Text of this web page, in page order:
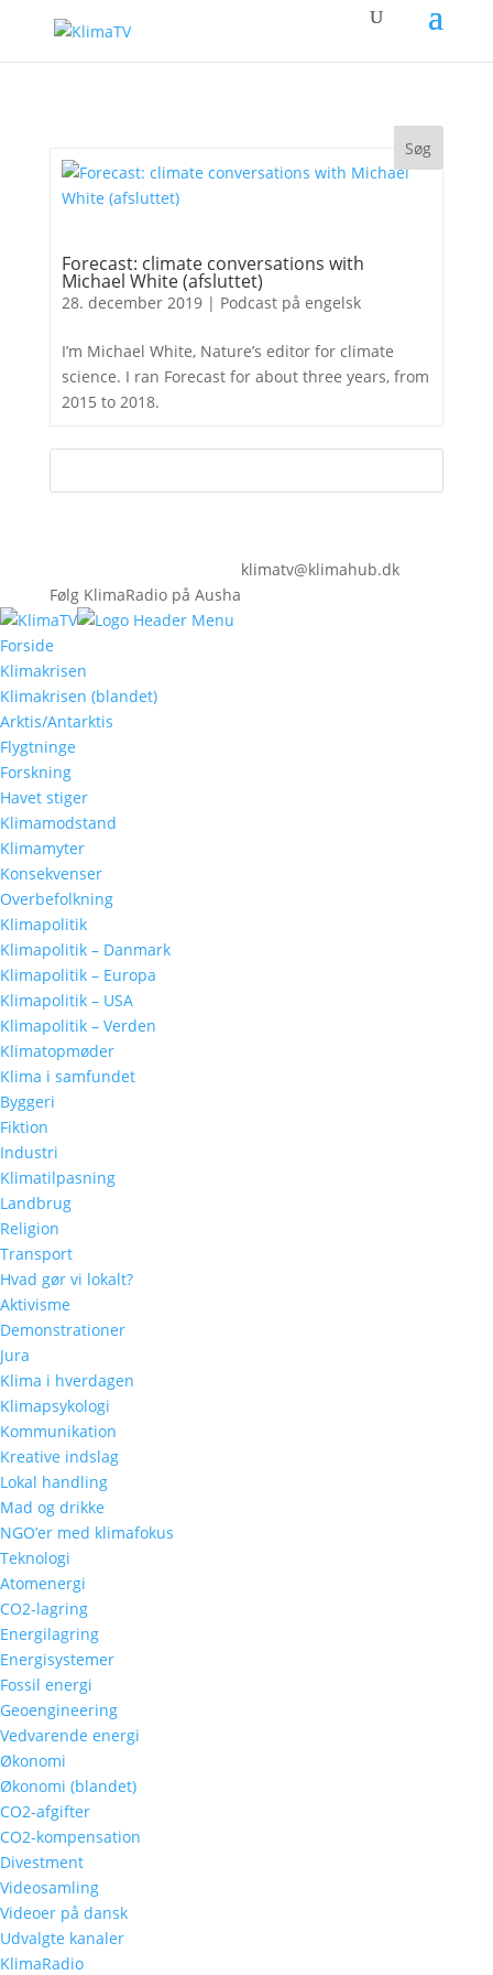
Forecast: climate conversations with
Michael White (afsluttet)
28. december 2019| Podcast på engelsk
I’m Michael White, Nature’s editor for climate
science. I ran Forecast for about three years, from
2015 to 2018.
Følg KlimaRadio på Ausha
klimatv@klimahub.dk
Forside
Klimakrisen
Klimakrisen (blandet)
Arktis/Antarktis
Flygtninge
Forskning
Havet stiger
Klimamodstand
Klimamyter
Konsekvenser
Overbefolkning
Klimapolitik
Klimapolitik – Danmark
Klimapolitik – Europa
Klimapolitik – USA
Klimapolitik – Verden
Klimatopmøder
Klima i samfundet
Byggeri
Fiktion
Industri
Klimatilpasning
Landbrug
Religion
Transport
Hvad gør vi lokalt?
Aktivisme
Demonstrationer
Jura
Klima i hverdagen
Klimapsykologi
Kommunikation
Kreative indslag
Lokal handling
Mad og drikke
NGO’er med klimafokus
Teknologi
Atomenergi
CO2-lagring
Energilagring
Energisystemer
Fossil energi
Geoengineering
Vedvarende energi
Økonomi
Økonomi (blandet)
CO2-afgifter
CO2-kompensation
Divestment
Videosamling
Videoer på dansk
Udvalgte kanaler
KlimaRadio